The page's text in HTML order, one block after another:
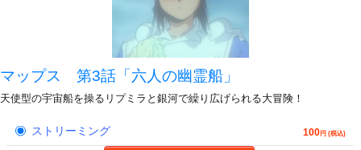
マップス 第3話「六人の幽霊船」
天使型の宇宙船を操るリプミラと銀河で繰り広げられる大冒険！
ストリーミング 100円 (税込)